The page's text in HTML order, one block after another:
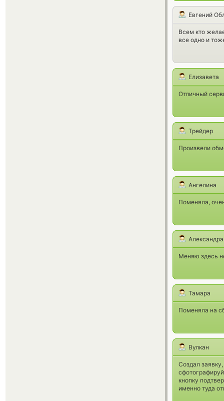
Евгений
Всем кто
все одно и
Елизавета
Отличный
Трейдер
Произвели
Ангелина
Поменяла,
Александра
Меняю здесь
Тамара
Поменяла на
Вулкан
Создал
кнопку
именно туда